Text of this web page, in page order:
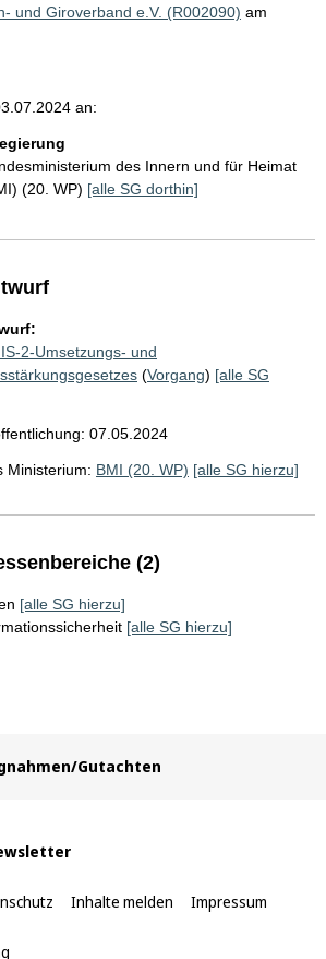
und Giroverband e.V. (R002090) am
an:
des Innern und für Heimat
(20. WP) [alle SG dorthin]
2-Umsetzungs- und
(Vorgang) [alle SG
07.05.2024
Ministerium: BMI (20. WP) [alle SG hierzu]
(2)
[alle SG hierzu]
[alle SG hierzu]
Gutachten
Inhalte melden Impressum